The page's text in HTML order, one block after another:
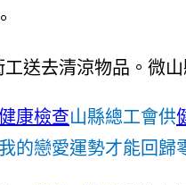
康檢查山縣總工會供
的戀愛運勢才能回歸